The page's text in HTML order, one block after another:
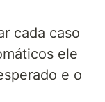
cada caso
ele
e o